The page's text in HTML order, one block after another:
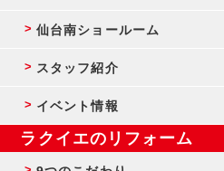
仙台南ショールーム
スタッフ紹介
イベント情報
ラクイエのリフォーム